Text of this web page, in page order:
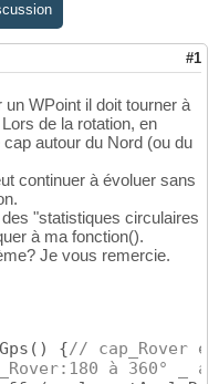
#1
WPoint il doit tourner à
de la rotation, en
autour du Nord (ou du
continuer à évoluer sans
"statistiques circulaires
à ma fonction().
Je vous remercie.
( ) {// cap_Rover
à 360° _